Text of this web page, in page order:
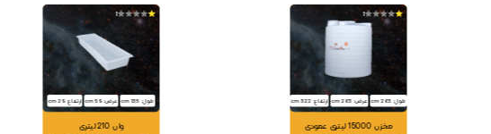
1
طول: 263 cm عرض: 263 cm ارتفاع: 322 cm
مخزن 15000 لیتری عمودی
1
طول: 135 cm عرض: 59 cm ارتفاع: 29 cm
وان 210 لیتری